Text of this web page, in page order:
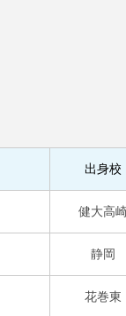
出身校
健大高
静岡
花巻東